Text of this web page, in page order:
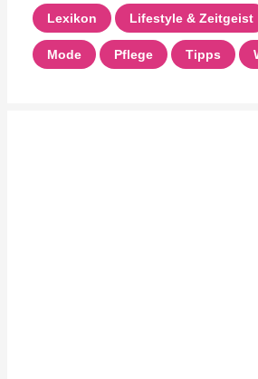
Lexikon Lifestyle & Zeitgeist
Mode Pflege Tipps